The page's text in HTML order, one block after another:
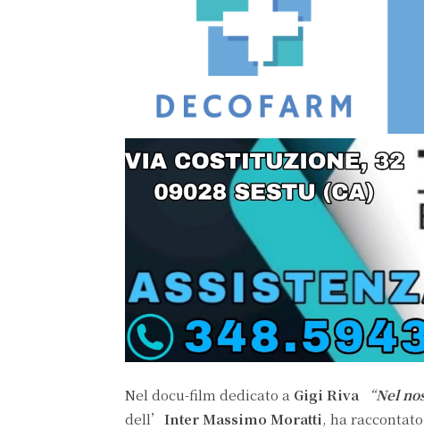
Nel docu-film dedicato a Gigi Riva “Nel
dell’ Inter Massimo Moratti, ha